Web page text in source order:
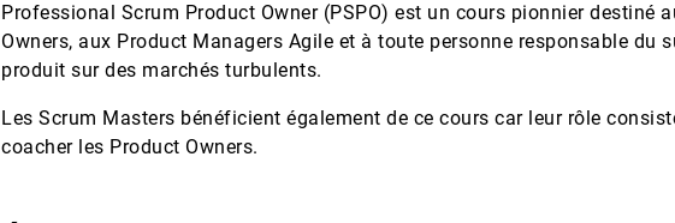
Professional Scrum Product Owner (PSPO) est un cours pionnier destiné
Owners, aux Product Managers Agile et à toute personne responsable du
produit sur des marchés turbulents.
Les Scrum Masters bénéficient également de ce cours car leur rôle
coacher les Product Owners.